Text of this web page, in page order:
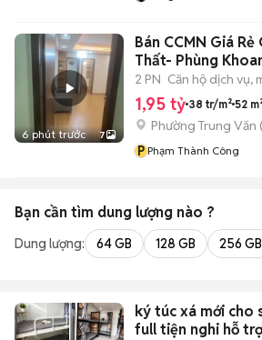
6 phút trước 7
Bán CCMN Giá
Thất- Phùng
2 PN Căn hộ dịch vụ,
1,95 tỷ 38 tr/m² 52
Phường Trung Văn
P Phạm Thành Công
Bạn cần tìm dung lượng nào ?
Dung lượng: 64 GB 128 GB 256 GB
ký túc xá mới cho
full tiện nghi hỗ